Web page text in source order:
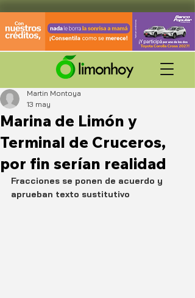
Marina de Limón y
Terminal de Cruceros,
por fin serían realidad
Martin Montoya
13 may
Fracciones se ponen de acuerdo y
aprueban texto sustitutivo